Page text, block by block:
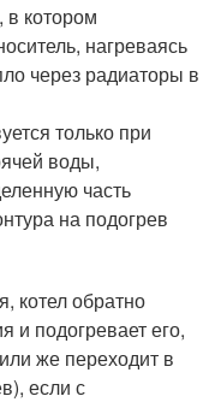
в котором
нагреваясь
через радиаторы в
только при
воды,
часть
на подогрев
котел обратно
и подогревает его,
же переходит в
если с